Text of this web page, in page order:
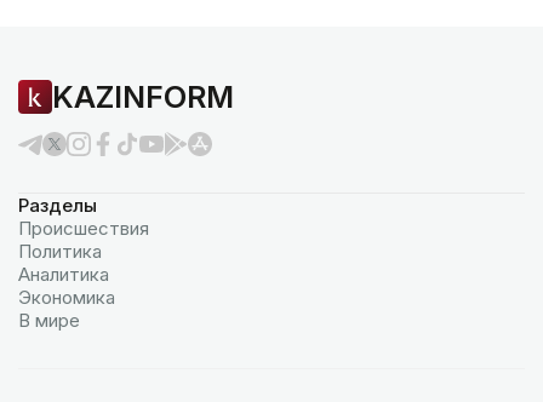
KAZINFORM
Разделы
Происшествия
Политика
Аналитика
Экономика
В мире